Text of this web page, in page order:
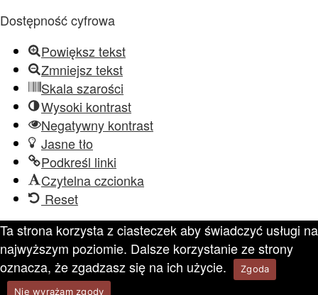
Dostępność cyfrowa
Powiększ tekst
Zmniejsz tekst
Skala szarości
Wysoki kontrast
Negatywny kontrast
Jasne tło
Podkreśl linki
Czytelna czcionka
Reset
Ta strona korzysta z ciasteczek aby świadczyć usługi na
najwyższym poziomie. Dalsze korzystanie ze strony
oznacza, że zgadzasz się na ich użycie.
Zgoda
Nie wyrażam zgody